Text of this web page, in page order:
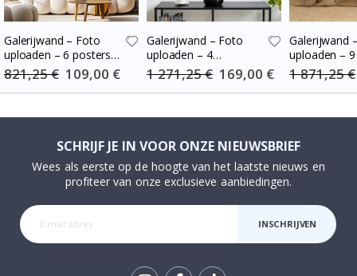
Galerijwand – Foto
uploaden – 6 posters
met lijsten
821,25 € Special
Price
109,00 €
Galerijwand – Foto
uploaden – 4
gepersonaliseerde
posters met lijsten
1 271,25 € Special
Price
169,00 €
Galerijwand
uploaden – 9
posters met
1 871,25 €
SCHRIJF JE IN VOOR ONZE NIEUWSBRIEF
Wees als eerste op de hoogte van het laatste nieuws en
profiteer van onze exclusieve aanbiedingen.
INSCHRIJVEN